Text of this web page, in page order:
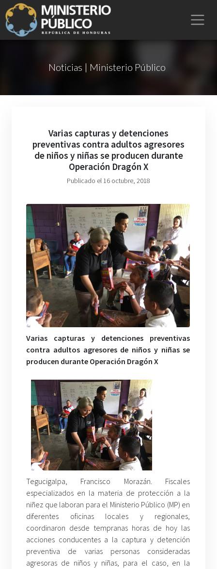
Noticias | Ministerio Público
Varias capturas y detenciones
preventivas contra adultos agresores
de niños y niñas se producen durante
Operación Dragón X
Publicado el 16 octubre, 2018
Varias capturas y detenciones preventivas
contra adultos agresores de niños y niñas se
producen durante Operación Dragón X
Tegucigalpa, Francisco Morazán. Fiscales
especializados en la materia de protección a la
niñez que laboran para el Ministerio Público (MP) en
diferentes oficinas locales y regionales,
coordinaron desde tempranas horas de hoy las
acciones conducentes a la captura y detención
preventiva de varias personas consideradas
agresoras de niños y niñas, para el caso, en la